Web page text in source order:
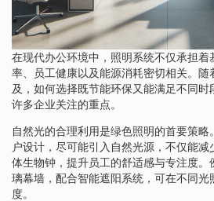
在现代办公环境中，照明系统不仅承担着
率、员工健康以及能源消耗密切相关。随
及，如何选择既节能环保又能满足不同时
许多企业关注的重点。
自然光的合理利用是绿色照明的首要策
户设计，尽可能引入自然光源，不仅能减
体生物钟，提升员工的舒适感与专注度。
璃幕墙，配合智能遮阳系统，可在不同
度。